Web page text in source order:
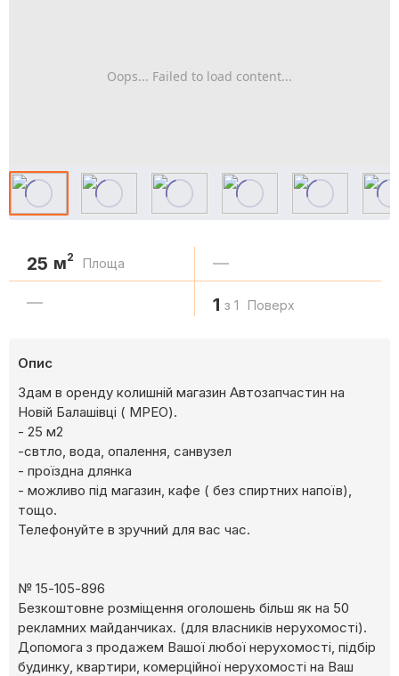
Oops... Failed to load content...
25 м2 Площа —
— 1 з 1 Поверх
Опис
Здам в оренду колишній магазин Автозапчастин на
Новій Балашівці ( МРЕО).
- 25 м2
-свтло, вода, опалення, санвузел
- проїздна длянка
- можливо під магазин, кафе ( без спиртних напоїв),
тощо.
Телефонуйте в зручний для вас час.
№ 15-105-896
Безкоштовне розміщення оголошень більш як на 50
рекламних майданчиках. (для власників нерухомості).
Допомога з продажем Вашої любої нерухомості, підбір
будинку, квартири, комерційної нерухомості на Ваш